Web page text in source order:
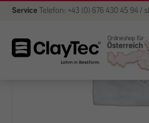
Service Telefon: +43 (0) 676 430 45 94 /